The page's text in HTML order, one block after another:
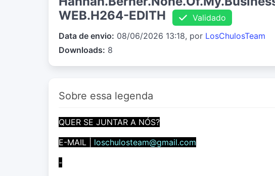
WEB.H264-EDITH
Validado
Data de envio: 08/06/2026 13:18, por LosChulosTeam
Downloads: 8
Sobre essa legenda
QUER SE JUNTAR A NÓS?
E-MAIL | loschulosteam@gmail.com
-